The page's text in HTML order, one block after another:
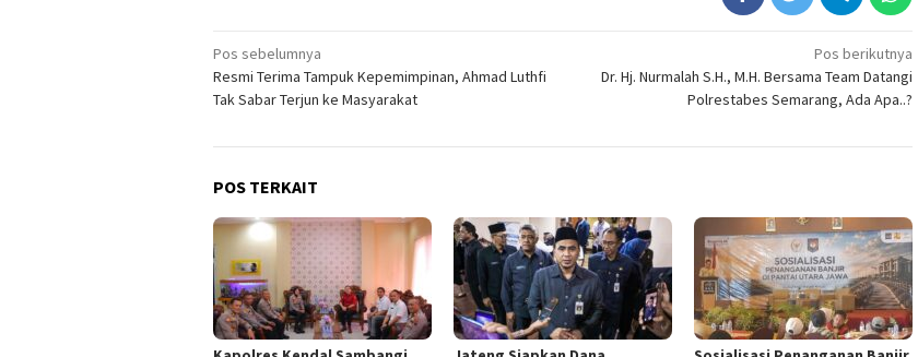
Navigasi
pos
Pos sebelumnya
Resmi Terima Tampuk Kepemimpinan, Ahmad Luthfi
Tak Sabar Terjun ke Masyarakat
Pos berikutnya
Dr. Hj. Nurmalah S.H., M.H. Bersama Team Datangi
Polrestabes Semarang, Ada Apa..?
POS TERKAIT